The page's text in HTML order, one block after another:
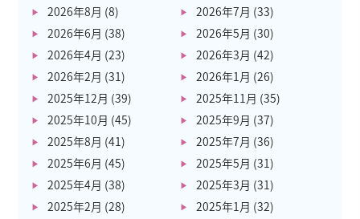
2026年8月 (8) 2026年7月 (33)
2026年6月 (38) 2026年5月 (30)
2026年4月 (23) 2026年3月 (42)
2026年2月 (31) 2026年1月 (26)
2025年12月 (39) 2025年11月 (35)
2025年10月 (45) 2025年9月 (37)
2025年8月 (41) 2025年7月 (36)
2025年6月 (45) 2025年5月 (31)
2025年4月 (38) 2025年3月 (31)
2025年2月 (28) 2025年1月 (32)